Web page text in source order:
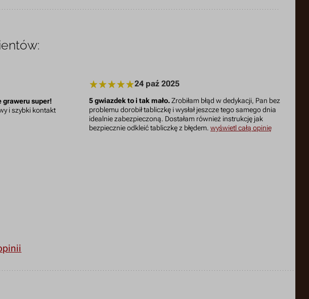
graweru super!
i szybki kontakt
24 paź 2025
5 gwiazdek to i tak mało.Zrobiłam błąd w dedykacji, Pan bez
problemu dorobił tabliczkę i wysłał jeszcze tego samego dnia
idealnie zabezpieczoną. Dostałam również instrukcję jak
bezpiecznie odkleić tabliczkę z błędem.wyświetl całą opinię